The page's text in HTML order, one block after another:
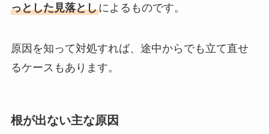
っとした見落としによるものです。
原因を知って対処すれば、途中からでも立て直せ
るケースもあります。
根が出ない主な原因